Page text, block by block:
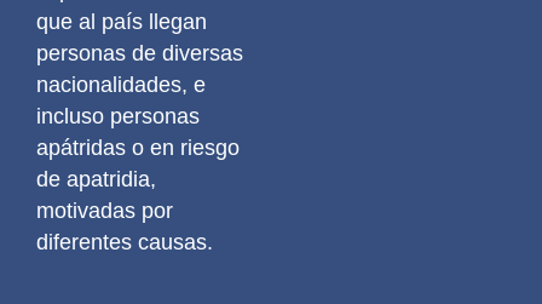
que al país llegan
personas de diversas
nacionalidades, e
incluso personas
apátridas o en riesgo
de apatridia,
motivadas por
diferentes causas.